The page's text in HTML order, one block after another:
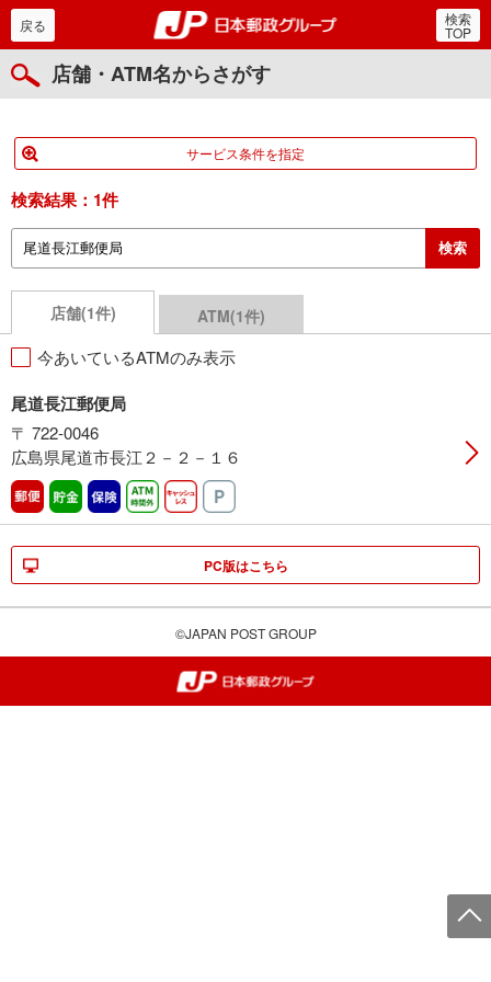
郵便局・日本郵政グルー
戻る 検索
TOP
店舗・ATM名からさがす
サービス条件を指定
検索結果： 1件
店舗(1件) ATM(1件)
今あいているATMのみ表示
尾道長江郵便局
〒 722-0046
広島県尾道市長江２－２－１６
郵便 貯金 保険 ATM時間外キャッシュレス
PC版はこちら
©JAPAN POST GROUP